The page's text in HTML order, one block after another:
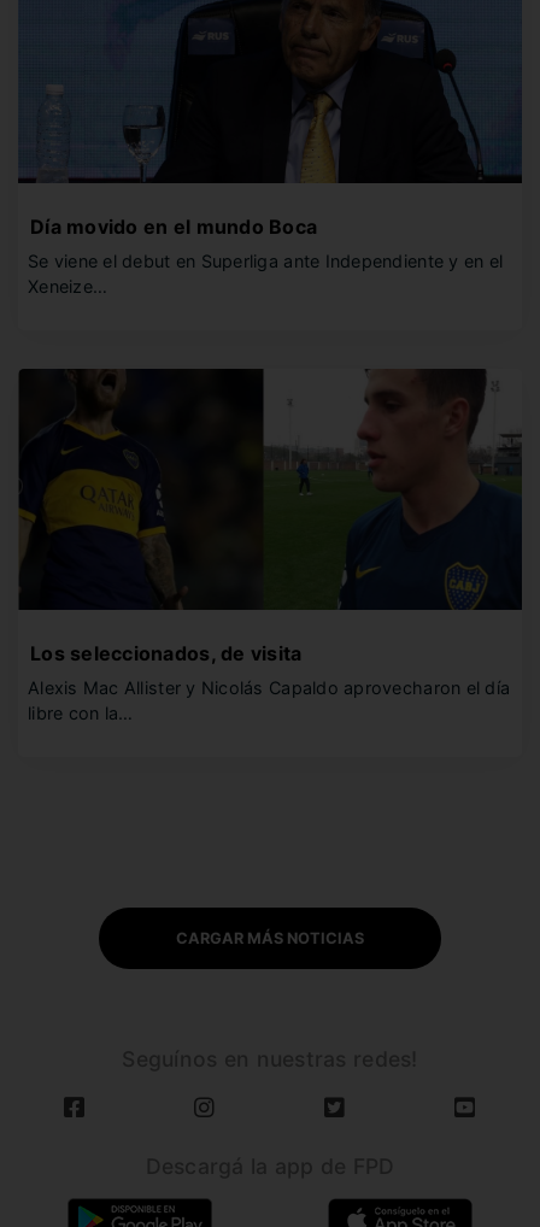
Día movido en el mundo Boca
Se viene el debut en Superliga ante Independiente y en el
Xeneize…
Los seleccionados, de visita
Alexis Mac Allister y Nicolás Capaldo aprovecharon el día
libre con la…
CARGAR MÁS NOTICIAS